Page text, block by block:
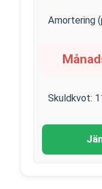
Amortering
Skuldkvot: